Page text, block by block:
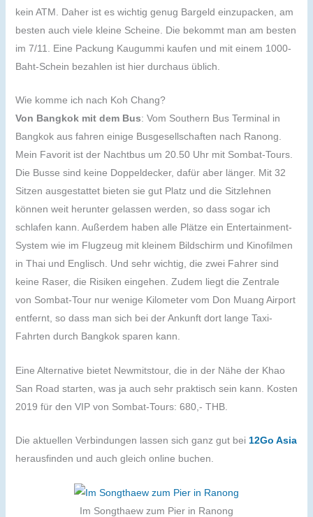
kein ATM. Daher ist es wichtig genug Bargeld einzupacken, am
besten auch viele kleine Scheine. Die bekommt man am besten
im 7/11. Eine Packung Kaugummi kaufen und mit einem 1000-
Baht-Schein bezahlen ist hier durchaus üblich.
Wie komme ich nach Koh Chang?
Von Bangkok mit dem Bus: Vom Southern Bus Terminal in
Bangkok aus fahren einige Busgesellschaften nach Ranong.
Mein Favorit ist der Nachtbus um 20.50 Uhr mit Sombat-Tours.
Die Busse sind keine Doppeldecker, dafür aber länger. Mit 32
Sitzen ausgestattet bieten sie gut Platz und die Sitzlehnen
können weit herunter gelassen werden, so dass sogar ich
schlafen kann. Außerdem haben alle Plätze ein Entertainment-
System wie im Flugzeug mit kleinem Bildschirm und Kinofilmen
in Thai und Englisch. Und sehr wichtig, die zwei Fahrer sind
keine Raser, die Risiken eingehen. Zudem liegt die Zentrale
von Sombat-Tour nur wenige Kilometer vom Don Muang Airport
entfernt, so dass man sich bei der Ankunft dort lange Taxi-
Fahrten durch Bangkok sparen kann.
Eine Alternative bietet Newmitstour, die in der Nähe der Khao
San Road starten, was ja auch sehr praktisch sein kann. Kosten
2019 für den VIP von Sombat-Tours: 680,- THB.
Die aktuellen Verbindungen lassen sich ganz gut bei 12Go Asia
herausfinden und auch gleich online buchen.
Im Songthaew zum Pier in Ranong